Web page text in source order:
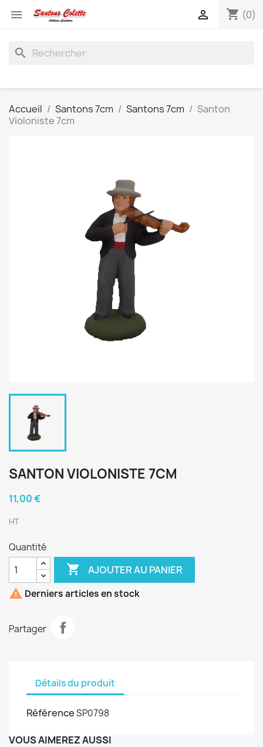
 shopping_cart (0)

search
Accueil Santons 7cm Santons 7cm
Santon
Violoniste 7cm
SANTON VIOLONISTE 7CM
11,00 €
HT
Quantité
 AJOUTER AU PANIER
 Derniers articles en stock
Partager
Détails du produit
RéférenceSP0798
VOUS AIMEREZ AUSSI